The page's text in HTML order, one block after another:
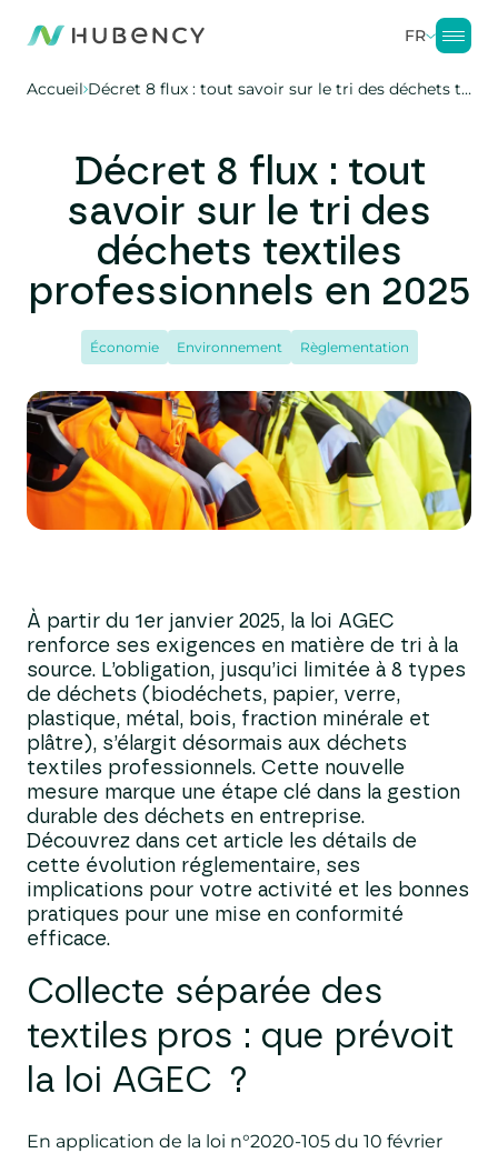
FR
Accueil Décret 8 flux : tout savoir sur le tri des déchets textiles professionnels en 2025
Décret 8 flux : tout
savoir sur le tri des
déchets textiles
professionnels en 2025
Économie Environnement Règlementation
À partir du 1er janvier 2025, la loi AGEC
renforce ses exigences en matière de tri à la
source. L’obligation, jusqu’ici limitée à 8 types
de déchets (biodéchets, papier, verre,
plastique, métal, bois, fraction minérale et
plâtre), s’élargit désormais aux déchets
textiles professionnels. Cette nouvelle
mesure marque une étape clé dans la gestion
durable des déchets en entreprise.
Découvrez dans cet article les détails de
cette évolution réglementaire, ses
implications pour votre activité et les bonnes
pratiques pour une mise en conformité
efficace.
Collecte séparée des
textiles pros : que prévoit
la loi AGEC ?
En application de la loi n°2020-105 du 10 février